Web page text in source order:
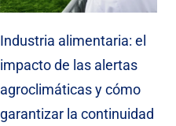
Industria alimentaria: el
impacto de las alertas
agroclimáticas y cómo
garantizar la continuidad